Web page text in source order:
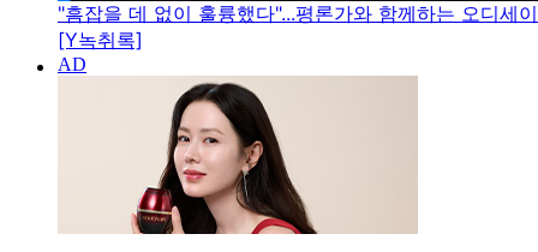
"흠잡을 데 없이 훌륭했다"...평론가와 함께하는 오디세
[Y녹취록]